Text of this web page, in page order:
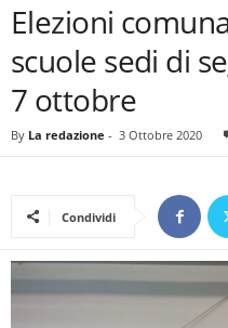
Elezioni
scuole sedi di
7 ottobre
By La redazione - 3 Ottobre 2020
Condividi